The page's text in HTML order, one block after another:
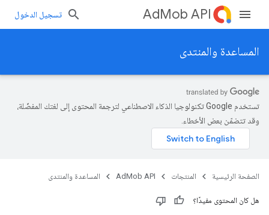
AdMob API تسجيل الدخول
المساعدة والمنتدى
تستخدم Google تكنولوجيا الذكاء الاصطناعي لترجمة المحتوى إلى لغتك المفضّلة،
وقد تتضمّن بعض الأخطاء.
الصفحة الرئيسية المنتجات AdMob API المساعدة والمنتدى
هل كان المحتوى مفيدًا؟